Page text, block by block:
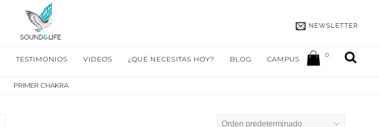
TESTIMONIOS VIDEOS ¿QUÉ NECESITAS HOY? BLOG CAMPUS
PRIMER CHAKRA
0